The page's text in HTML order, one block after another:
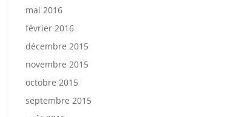
mai 2016
février 2016
décembre 2015
novembre 2015
octobre 2015
septembre 2015